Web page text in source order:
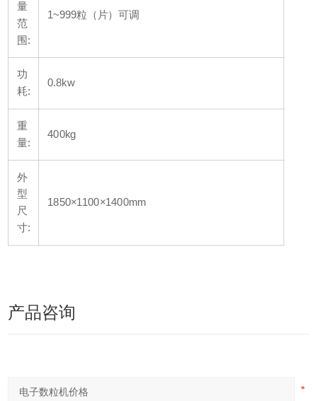
量
范
围:
1~999粒（片）可调
功
耗:
0.8kw
重
量:
400kg
外
型
尺
寸:
1850×1100×1400mm
产品咨询